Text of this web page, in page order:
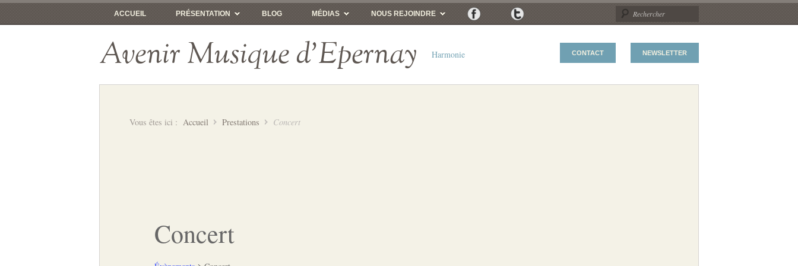
ACCUEIL PRÉSENTATION BLOG MÉDIAS NOUS REJOINDRE
Avenir Musique d'Epernay Harmonie CONTACT NEWSLETTER
Vous êtes ici : Accueil Prestations Concert
Concert